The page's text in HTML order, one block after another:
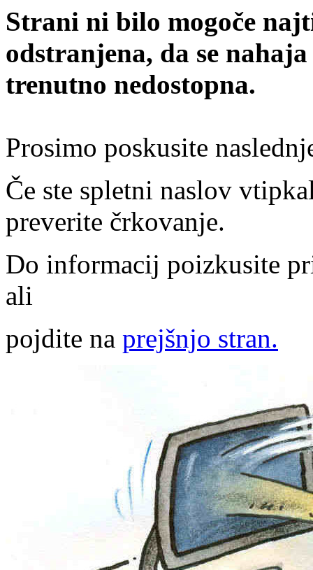
Strani ni bilo mogoče
odstranjena, da se
trenutno nedostopna.
Prosimo poskusite
Če ste spletni naslov
preverite črkovanje.
Do informacij poizkusite
ali
pojdite na prejšnjo stran.